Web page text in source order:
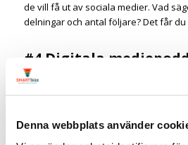
Denna webbplats använder
de vill få ut av sociala medier. Vad
delningar och antal följare? Det får
#4 Digitala
Bakom
Razizi. Podden håller hög kvalité och
som pratar ommisstagen som sänker
konverteringar
och mycket